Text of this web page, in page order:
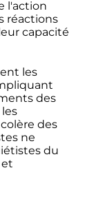
l'action
réactions
capacité
les
des
des
ne
du